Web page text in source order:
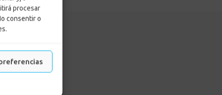
procesar
consentir o
Una